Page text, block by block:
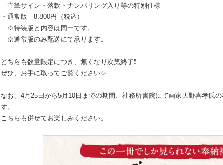
直筆サイン・落款・ナンバリング入り等の特別仕様
・通常版 8,800円（税込）
※特装版と内容は同一です。
※通常版のみ配送にて承ります。
――――――
どちらも数量限定につき、無くなり次第終了❗️
ぜひ、お手に取ってご覧ください✨
なお、4月25日から5月10日までの期間、社務所書院にて画家天野喜孝氏
す。
こちらも併せてお楽しみください。